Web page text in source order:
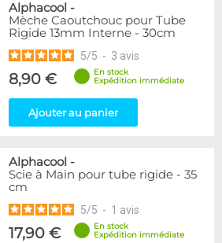
Alphacool -
Mèche Caoutchouc pour Tube
Rigide 13mm Interne - 30cm
5/5 - 3 avis
8,90 €
En stock
Expédition immédiate
Ajouter au panier
Alphacool -
Scie à Main pour tube rigide - 35
cm
5/5 - 1 avis
17,90 €
En stock
Expédition immédiate